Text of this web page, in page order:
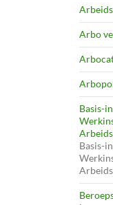
Arbo
Basis-
Basis-